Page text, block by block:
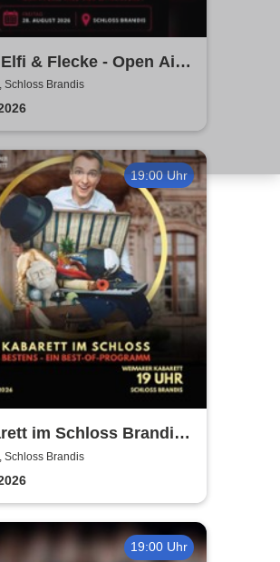
& Flecke - Open Air
Schloss Brandis
19:00 Uhr
im Schloss Brandis |
Kabarett
Schloss Brandis
19:00 Uhr